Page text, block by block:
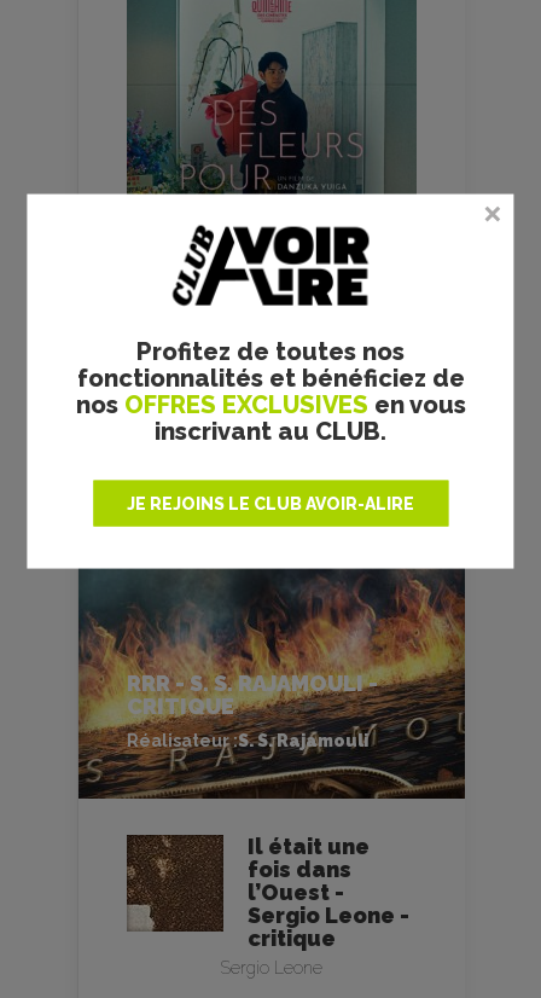
Profitez de toutes nos
fonctionnalités et bénéficiez de
nos OFFRES EXCLUSIVES en vous
inscrivant au CLUB.
JE REJOINS LE CLUB AVOIR-ALIRE
FILMSCULTES
RRR - S. S. RAJAMOULI -
CRITIQUE
Réalisateur :S. S. Rajamouli
Il était une
fois dans
l’Ouest -
Sergio Leone -
critique
Sergio Leone